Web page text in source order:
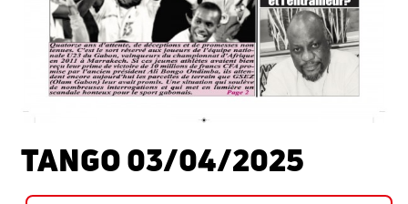
TANGO 03/04/2025